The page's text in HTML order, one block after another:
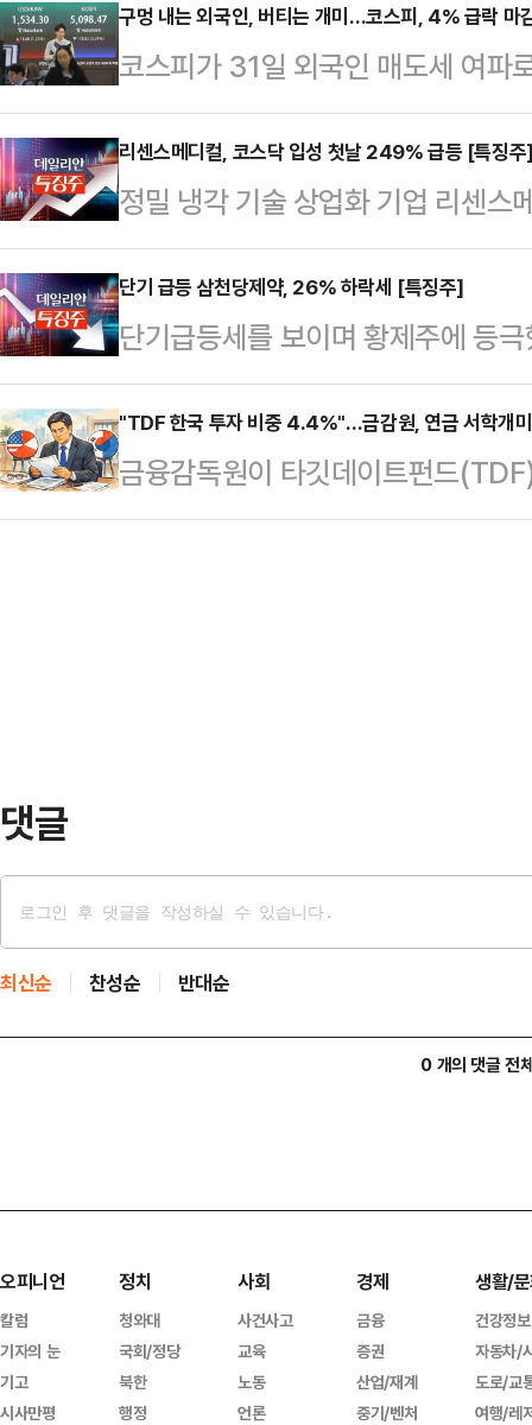
려해 도널드 트럼프 미국 대통령
Always Chicken Out)' 트레이드
평가다.31일 한국거래소에 따르면
(2.97%) 내린 5277.30에 장을 마
(ETF)를 포함해 코스피 시장에서
…
구멍 내는 외국인, 버티는 개미…코스피, 4% 급락 마
코스피가 31일 외국인 매도세 여
면, 이날 코스피 지수는 전 거래일
5052.46에 거래를 마쳤다. 지수
5143.75로 출발했다.투자주체별
순매도했고, 개인과 기관이 각각
강진혁 신한투자증권 선임연구원
이어졌다"고 말했다.코스피 시가총
적으…
리센스메디컬, 코스닥 입성 첫날 249% 급등 [특징
정밀 냉각 기술 상업화 기업 리센스
모가의 3배를 넘어섰다.31일 한국
리센스메디컬은 공모가(1만
만8400원에 거래되고 있다. 개장
리센스메디컬은 국내외 기관투자
(9000~1만1000원) 상단인 1만
여 기관(가격 미제시 포함)이 희망
유확약 …
단기 급등 삼천당제약, 26% 하락세 [특징주]
단기급등세를 보이며 황제주에 등
락세를 보이고 있다.이날 오전 10
대비 25.51% 내린 88만2000원
리기도 했다.경구용 당뇨 및 비만
에 단기급등세를 이어 온 만큼, 차
"TDF 한국 투자 비중 4.4%"…금감원, 연금 서학개
금융감독원이 타깃데이트펀드
걸었다.TDF는 은퇴 시점에 맞춰
댓글
최신순 찬성순 반대순
0 개의 댓글 전
오피니언
칼럼
기자의 눈
기고
시사만평
정치
청와대
국회/정당
북한
행정
사회
사건사고
교육
노동
언론
경제
금융
증권
산업/재계
중기/벤처
생활/
건강정보
자동차/
도로/교
여행/레